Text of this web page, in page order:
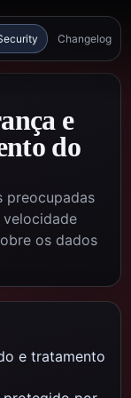
Changelog
e
do
preocupadas
os dados
e tratamento